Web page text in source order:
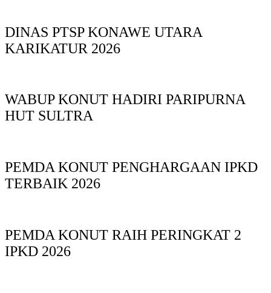
DINAS PTSP KONAWE UTARA
KARIKATUR 2026
WABUP KONUT HADIRI PARIPURNA
HUT SULTRA
PEMDA KONUT PENGHARGAAN IPKD
TERBAIK 2026
PEMDA KONUT RAIH PERINGKAT 2
IPKD 2026